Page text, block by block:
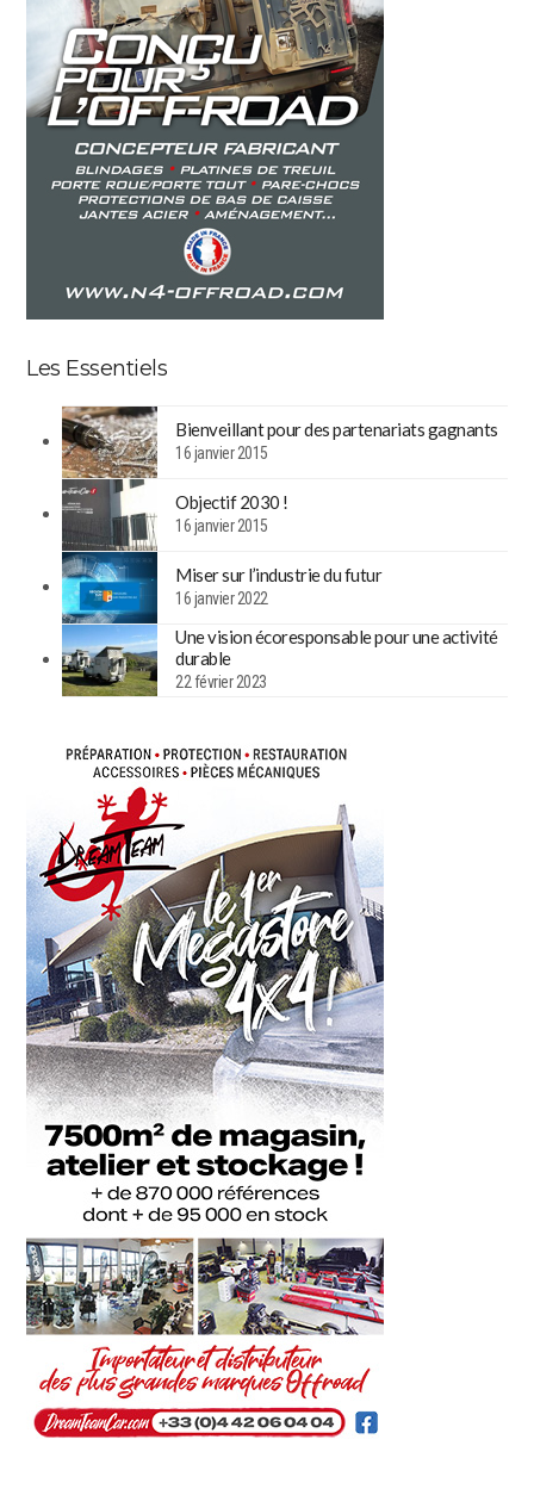
Les Essentiels
Bienveillant pour des partenariats gagnants
16 janvier 2015
Objectif 2030 !
16 janvier 2015
Miser sur l’industrie du futur
16 janvier 2022
Une vision écoresponsable pour une activité
durable
22 février 2023